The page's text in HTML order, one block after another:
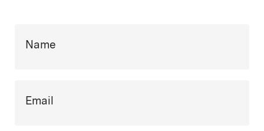
Name
Email